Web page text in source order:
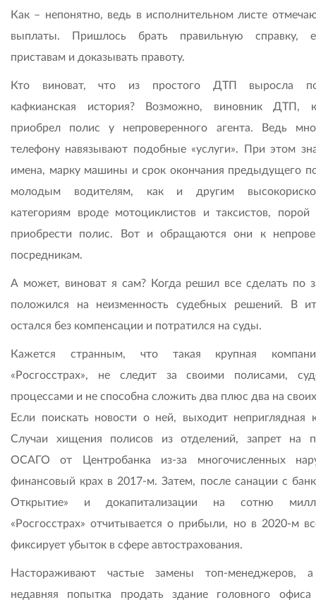
Как – непонятно, ведь в исполнительном листе
выплаты. Пришлось брать правильную справку,
приставам и доказывать правоту.
Кто виноват, что из простого ДТП выросла
кафкианская история? Возможно, виновник ДТП,
приобрел полис у непроверенного агента. Ведь
телефону навязывают подобные «услуги». При этом
имена, марку машины и срок окончания предыдущего
молодым водителям, как и другим
категориям вроде мотоциклистов и таксистов,
приобрести полис. Вот и обращаются они к
посредникам.
А может, виноват я сам? Когда решил все сделать по
положился на неизменность судебных решений. В
остался без компенсации и потратился на суды.
Кажется странным, что такая крупная
«Росгосстрах», не следит за своими полисами,
процессами и не способна сложить два плюс два на
Если поискать новости о ней, выходит неприглядная
Случаи хищения полисов из отделений, зап­рет на
ОСАГО от Центробанка из-за многочисленных
финансовый крах в 2017-м. Затем, после санации с
Открытие» и докапитализации на сотню
«Росгосстрах» отчитывается о прибыли, но в 2020-м
фиксирует убыток в сфере автострахования.
Настораживают частые замены топ-менеджеров,
недавняя попытка продать здание головного офиса